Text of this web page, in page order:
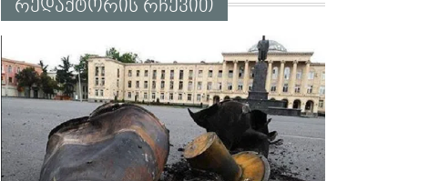
რედაქტორის რჩევით